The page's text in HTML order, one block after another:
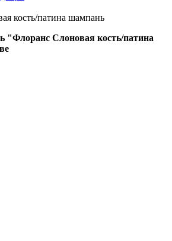
кость/патина шампань
"Флоранс Слоновая кость/патина